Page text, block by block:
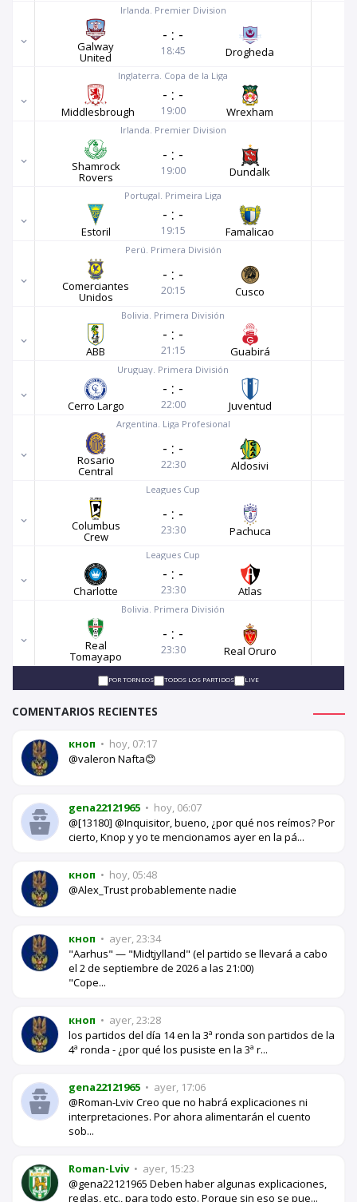
Irlanda. Premier Division
Galway
United
- : -
18:45 Drogheda
Inglaterra. Copa de la Liga
Middlesbrough
- : -
19:00 Wrexham
Irlanda. Premier Division
Shamrock
Rovers
- : -
19:00 Dundalk
Portugal. Primeira Liga
Estoril
- : -
19:15 Famalicao
Perú. Primera División
Comerciantes
Unidos
- : -
20:15 Cusco
Bolivia. Primera División
ABB
- : -
21:15 Guabirá
Uruguay. Primera División
Cerro Largo
- : -
22:00 Juventud
Argentina. Liga Profesional
Rosario
Central
- : -
22:30 Aldosivi
Leagues Cup
Columbus
Crew
- : -
23:30 Pachuca
Leagues Cup
Charlotte
- : -
23:30 Atlas
Bolivia. Primera División
Real
Tomayapo
- : -
23:30 Real Oruro
POR TORNEOS TODOS LOS PARTIDOS LIVE
COMENTARIOS RECIENTES
кноп • hoy, 07:17
@valeron Nafta😊
gena22121965 • hoy, 06:07
@[13180] @Inquisitor, bueno, ¿por qué nos reímos? Por
cierto, Knop y yo te mencionamos ayer en la pá...
кноп • hoy, 05:48
@Alex_Trust probablemente nadie
кноп • ayer, 23:34
"Aarhus" — "Midtjylland" (el partido se llevará a cabo
el 2 de septiembre de 2026 a las 21:00)
"Cope...
кноп • ayer, 23:28
los partidos del día 14 en la 3ª ronda son partidos de la
4ª ronda - ¿por qué los pusiste en la 3ª r...
gena22121965 • ayer, 17:06
@Roman-Lviv Creo que no habrá explicaciones ni
interpretaciones. Por ahora alimentarán el cuento
sob...
Roman-Lviv • ayer, 15:23
@gena22121965 Deben haber algunas explicaciones,
reglas, etc., para todo esto. Porque sin eso se pue...